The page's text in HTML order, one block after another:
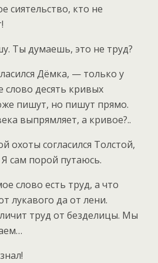
сиятельство, кто не
Ты думаешь, это не труд?
Дёмка, — только у
слово десять кривых
пишут, но пишут прямо.
выпрямляет, а кривое?..
охоты согласился Толстой,
сам порой путаюсь.
слово есть труд, а что
лукавого да от лени.
труд от безделицы. Мы